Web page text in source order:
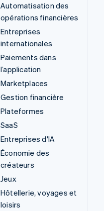
Automatisation des
opérations financières
Entreprises
internationales
Paiements dans
l’application
Marketplaces
Gestion financière
Plateformes
SaaS
Entreprises d'IA
Économie des
créateurs
Jeux
Hôtellerie, voyages et
loisirs